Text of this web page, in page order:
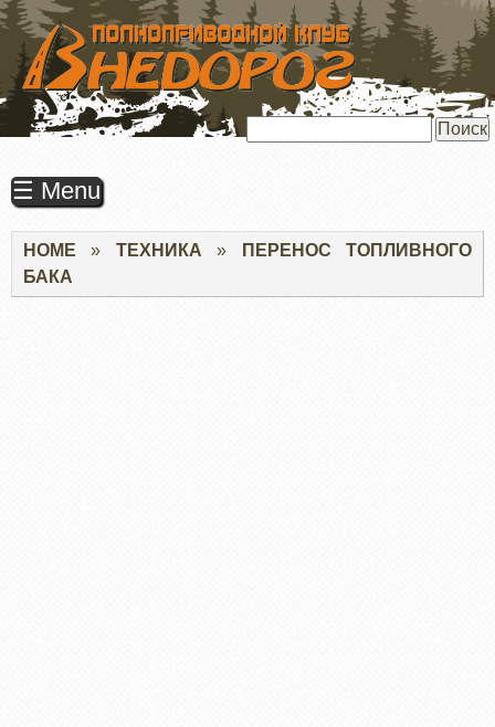
ПЕРЕЙТИ
ОСНОВНОМУ
СОДЕРЖАНИЮ
☰ Menu
Строка
навигации
HOME ТЕХНИКА
ПЕРЕНОС ТОПЛИВНОГО
БАКА